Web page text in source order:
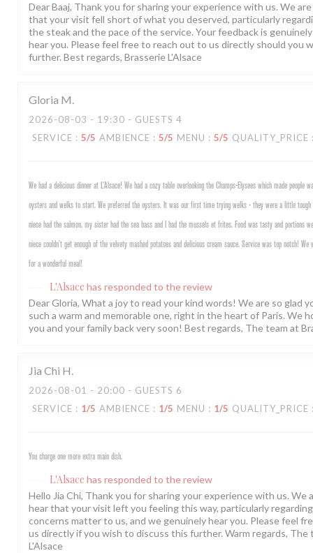
Dear Baaj, Thank you for sharing your experience with us. We
that your visit fell short of what you deserved, particularly
the steak and the pace of the service. Your feedback is
hear you. Please feel free to reach out to us directly should you
further. Best regards, Brasserie L'Alsace
Gloria M
2026-08-03 - 19:30 - GUESTS 4
SERVICE : 5/5 AMBIENCE : 5/5 MENU : 5/5 QUALITY_PRICE
We had a delicious dinner at L’Alsace! We had a cozy table overlooking the Champs-Elysees which made people
oysters and welks to start. We preferred the oysters. It was our first time trying welks - they were a little tough
niece had the salmon, my sister had the sea bass and I had the mussels et frites. Food was tasty and portions
niece couldn’t get enough of the velvety mashed potatoes and delicious cream sauce. Service was top notch! We
for a wonderful meal!
L'Alsace has responded to the review
Dear Gloria, What a joy to read your kind words! We are so glad
such a warm and memorable one, right in the heart of Paris. We
you and your family back very soon! Best regards, The team at
Jia Chi H
2026-08-01 - 20:00 - GUESTS 6
SERVICE : 1/5 AMBIENCE : 1/5 MENU : 1/5 QUALITY_PRICE
You charge one more extra main dish.
L'Alsace has responded to the review
Hello Jia Chi, Thank you for sharing your experience with us. We
hear that your visit left you feeling this way, particularly
concerns matter to us, and we genuinely hear you. Please feel
us directly if you wish to discuss this further. Warm regards, The
L'Alsace